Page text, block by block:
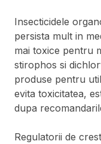
Insecticidele
persista mult in
mai toxice pentru
stirophos si
produse pentru
evita toxicitatea,
dupa
Regulatorii de